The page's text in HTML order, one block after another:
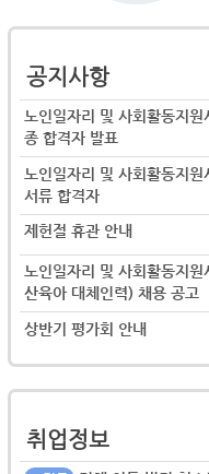
공지사항
노인일자리 및 사회활동지
종 합격자 발표
노인일자리 및 사회활동지
서류 합격자
제헌절 휴관 안내
노인일자리 및 사회활동지
산육아 대체인력) 채용 공고
상반기 평가회 안내
취업정보